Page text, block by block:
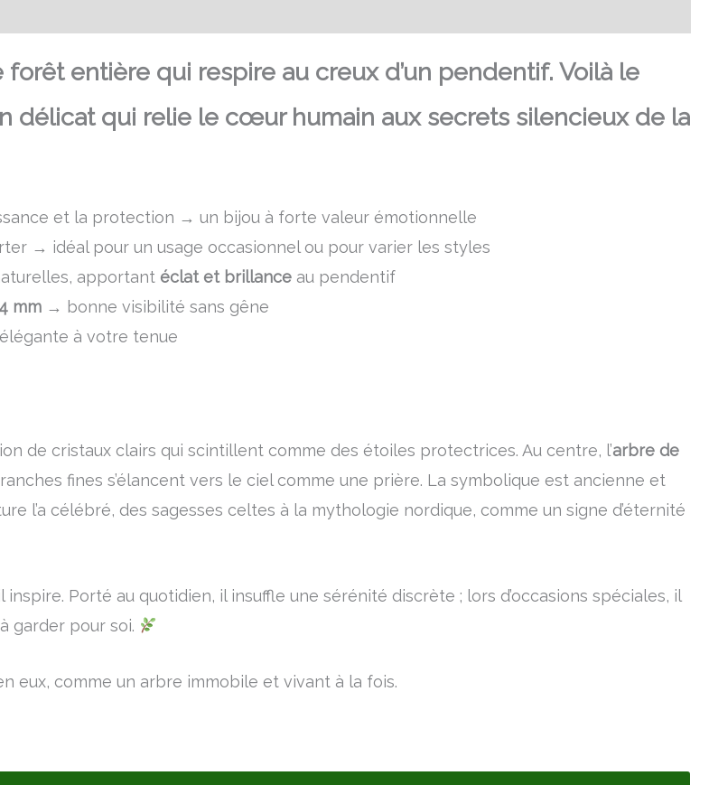
entière qui respire au creux d’un pendentif. Voilà le
délicat qui relie le cœur humain aux secrets silencieux de la
et la protection → un bijou à forte valeur émotionnelle
→ idéal pour un usage occasionnel ou pour varier les styles
apportant éclat et brillance au pendentif
mm → bonne visibilité sans gêne
à votre tenue
de cristaux clairs qui scintillent comme des étoiles protectrices. Au centre, l’arbre de
fines s’élancent vers le ciel comme une prière. La symbolique est ancienne et
l’a célébré, des sagesses celtes à la mythologie nordique, comme un signe d’éternité
Porté au quotidien, il insuffle une sérénité discrète ; lors d’occasions spéciales, il
garder pour soi.
eux, comme un arbre immobile et vivant à la fois.